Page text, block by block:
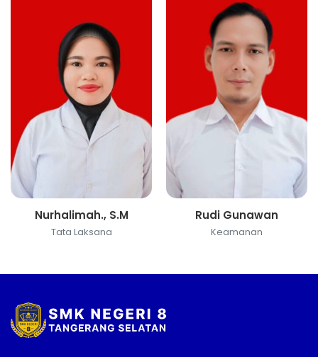
Nurhalimah., S.M
Tata Laksana
Rudi Gunawan
Keamanan